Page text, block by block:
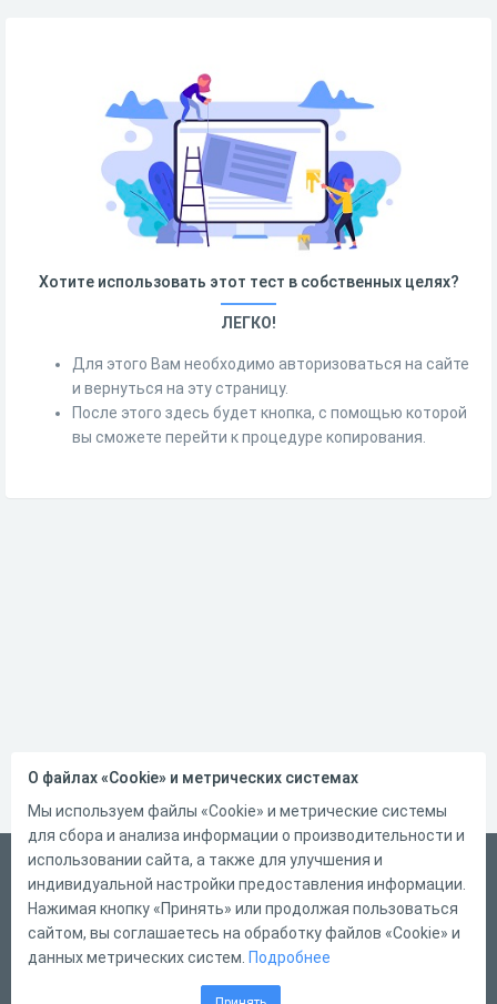
Хотите использовать этот тест в собственных целях?
ЛЕГКО!
Для этого Вам необходимо авторизоваться на сайте
и вернуться на эту страницу.
После этого здесь будет кнопка, с помощью которой
вы сможете перейти к процедуре копирования.
Русский
Справка
Форма обратной связи
О файлах «Cookie» и метрических системах
Мы используем файлы «Cookie» и метрические системы
для сбора и анализа информации о производительности и
использовании сайта, а также для улучшения и
индивидуальной настройки предоставления информации.
Нажимая кнопку «Принять» или продолжая пользоваться
сайтом, вы соглашаетесь на обработку файлов «Cookie» и
данных метрических систем. Подробнее